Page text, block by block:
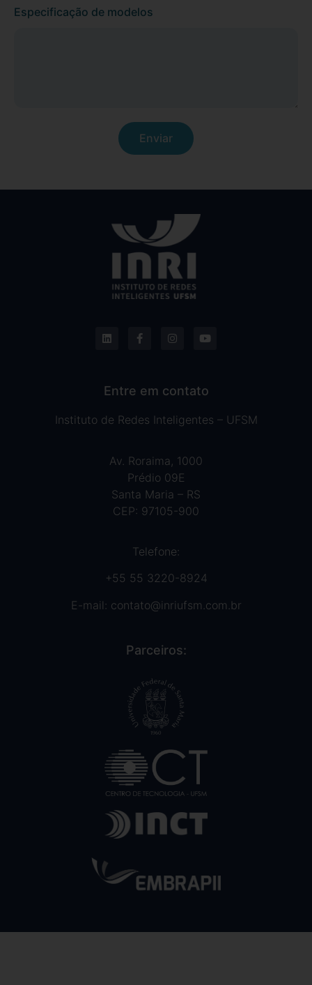
Especificação de modelos
Enviar
Entre em contato
Instituto de Redes Inteligentes – UFSM
Av. Roraima, 1000
Prédio 09E
Santa Maria – RS
CEP: 97105-900
Telefone:
+55 55 3220-8924
E-mail: contato@inriufsm.com.br
Parceiros: